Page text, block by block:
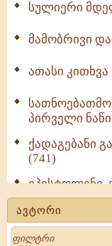
სულიერი
მამობრივი
ათასი
პირველი
ქადაგებანი
(741)
ეპისტოლენი,
(723)
მოძღვრის
ავტორი
Search